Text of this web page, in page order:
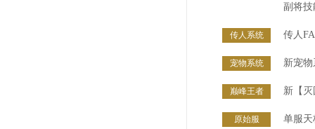
副将技
传人系统 传人
宠物系统 新宠
巅峰王者 新【
原始服 单服天